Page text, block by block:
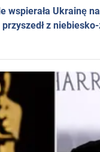
wspierała Ukrainę
z